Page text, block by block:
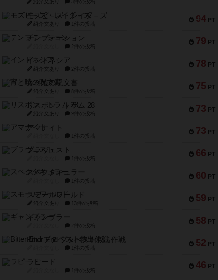
紹介文あり 3件の投稿
94 PT
モズビ－ズ・レイダ－ズ
紹介文あり 1件の投稿
79 PT
テンプテーション
2件の投稿
78 PT
インドネシア
紹介文あり 2件の投稿
75 PT
宵と暁の呪文書
紹介文あり 8件の投稿
73 PT
リスボン・トラム 28
紹介文あり 9件の投稿
73 PT
アマナイト
1件の投稿
66 PT
ブラヴェスト
1件の投稿
60 PT
スペクタキュラー
1件の投稿
59 PT
スモールワールド
紹介文あり 13件の投稿
58 PT
ギャンブラー
2件の投稿
52 PT
Bitter End ブタペスト救出作戦
1件の投稿
46 PT
ラピード
1件の投稿